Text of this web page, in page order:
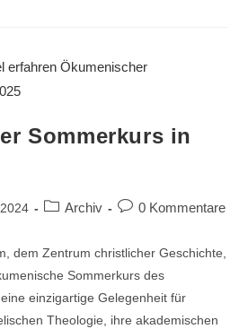
Sommerkurs in
Archiv 0 Kommentare
dem Zentrum christlicher Geschichte,
Sommerkurs des
einzigartige Gelegenheit für
Theologie, ihre akademischen